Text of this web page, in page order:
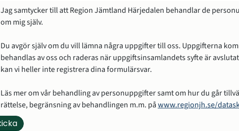
Jag samtycker till att Region Jämtland Härjedalen behandlar de
om mig själv.
Du avgör själv om du vill lämna några uppgifter till oss. Uppgifterna
behandlas av oss och raderas när uppgiftsinsamlandets syfte är
kan vi heller inte registrera dina formulärsvar.
Läs mer om vår behandling av personuppgifter samt om hur du går
rättelse, begränsning av behandlingen m.m. påwww.regionjh.se/